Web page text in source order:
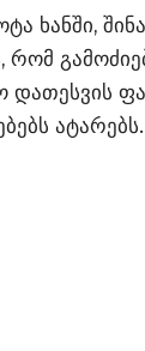
ხანში,
რომ
დათესვის
ატარებს.